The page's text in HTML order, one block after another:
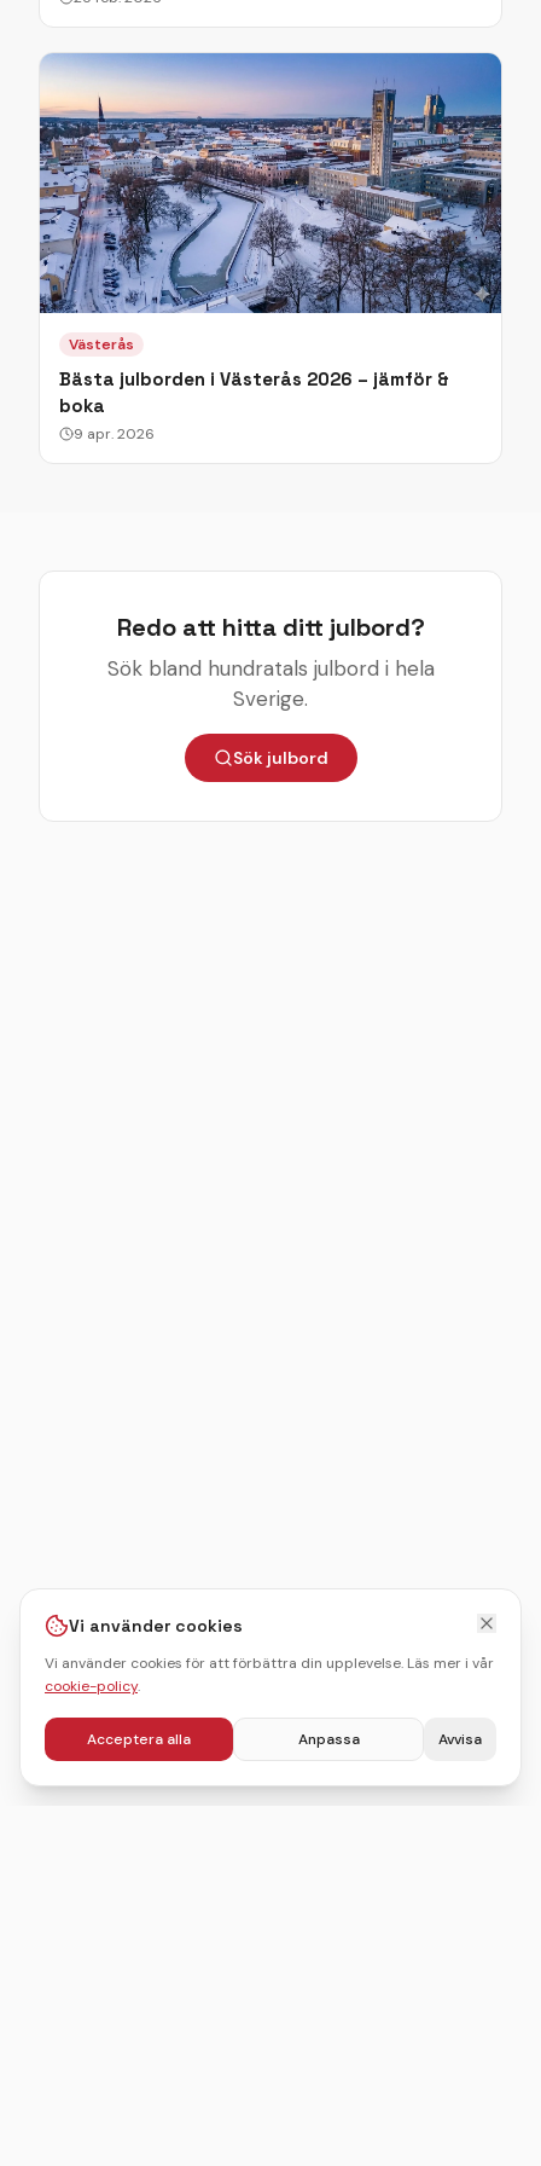
Västerås
Bästa julborden i Västerås 2026 – jämför &
boka
9 apr. 2026
Redo att hitta ditt julbord?
Sök bland hundratals julbord i hela
Sverige.
Sök julbord
Vi använder cookies
Vi använder cookies för att förbättra din upplevelse. Läs mer i vår
cookie-policy.
Acceptera alla Anpassa Avvisa